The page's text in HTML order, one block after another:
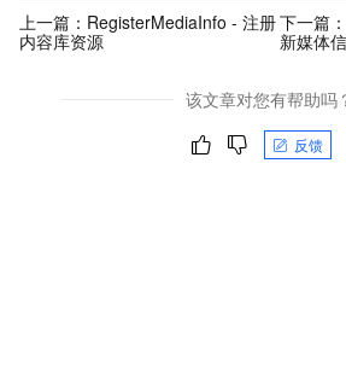
上一篇： RegisterMediaInfo - 注册
内容库资源
下一篇：
新媒体
该文章对您有帮助吗
反馈